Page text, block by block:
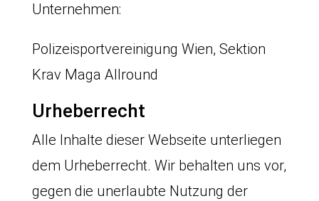
Unternehmen:
Polizeisportvereinigung Wien, Sektion
Krav Maga Allround
Urheberrecht
Alle Inhalte dieser Webseite unterliegen
dem Urheberrecht. Wir behalten uns vor,
gegen die unerlaubte Nutzung der